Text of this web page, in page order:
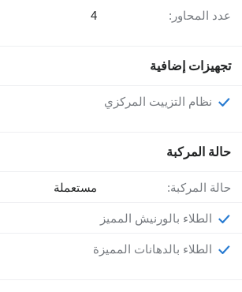
عدد المحاور: 4
تجهيزات إضافية
نظام التزييت المركزي
حالة المركبة
حالة المركبة: مستعملة
الطلاء بالورنيش المميز
الطلاء بالدهانات المميزة